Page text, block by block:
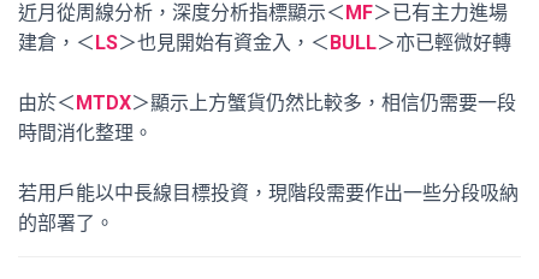
近月從周線分析，深度分析指標顯示＜ MF＞已有主力進場
建倉，＜ LS＞也見開始有資金入，＜ BULL＞亦已輕微好轉
由於＜ MTDX＞顯示上方蟹貨仍然比較多，相信仍需要一段
時間消化整理。
若用戶能以中長線目標投資，現階段需要作出一些分段吸納
的部署了。